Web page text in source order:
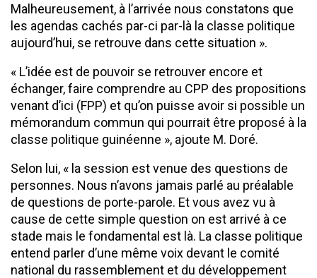
Malheureusement, à l’arrivée nous constatons que
les agendas cachés par-ci par-là la classe politique
aujourd’hui, se retrouve dans cette situation ».
« L’idée est de pouvoir se retrouver encore et
échanger, faire comprendre au CPP des propositions
venant d’ici (FPP) et qu’on puisse avoir si possible un
mémorandum commun qui pourrait être proposé à la
classe politique guinéenne », ajoute M. Doré.
Selon lui, « la session est venue des questions de
personnes. Nous n’avons jamais parlé au préalable
de questions de porte-parole. Et vous avez vu à
cause de cette simple question on est arrivé à ce
stade mais le fondamental est là. La classe politique
entend parler d’une même voix devant le comité
national du rassemblement et du développement